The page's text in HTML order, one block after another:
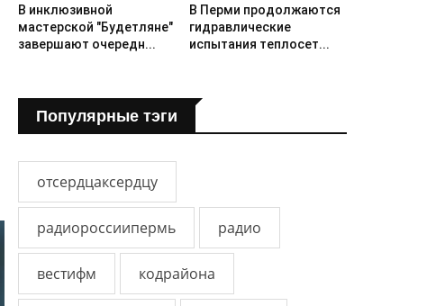
В инклюзивной
мастерской "Будетляне"
завершают очередн...
В Перми продолжаются
гидравлические
испытания теплосет...
Популярные тэги
отсердцаксердцу
радиороссиипермь радио
вестифм кодрайона